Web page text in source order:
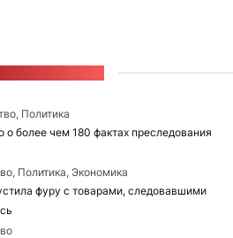
Политика
о более чем 180 фактах преследования
Политика, Экономика
фуру с товарами, следовавшими